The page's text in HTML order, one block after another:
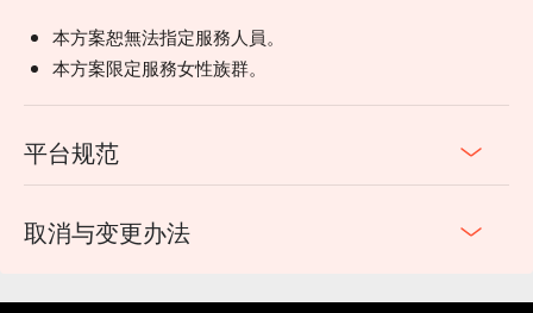
本方案恕無法指定服務人員。
本方案限定服務女性族群。
平台规范
取消与变更办法